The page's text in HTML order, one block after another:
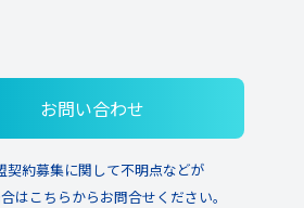
お問い合わせ
契約募集に関して不明点などが
はこちらからお問合せください。